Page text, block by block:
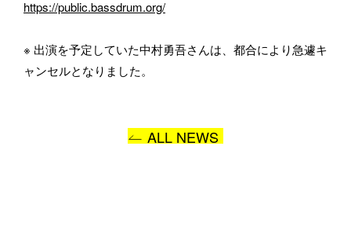
https://public.bassdrum.org/
※ 出演を予定していた中村勇吾さんは、都合により急遽キ
ャンセルとなりました。
ALL NEWS